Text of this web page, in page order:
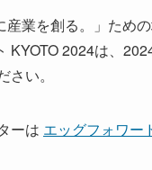
業を創る。」ため
KYOTO 2024は、
さい。
ーは エッグフォワー